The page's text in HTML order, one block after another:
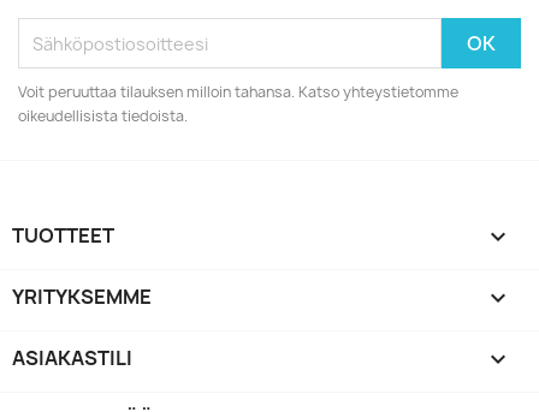
Voit peruuttaa tilauksen milloin tahansa. Katso yhteystietomme
oikeudellisista tiedoista.
TUOTTEET 
YRITYKSEMME 
ASIAKASTILI 